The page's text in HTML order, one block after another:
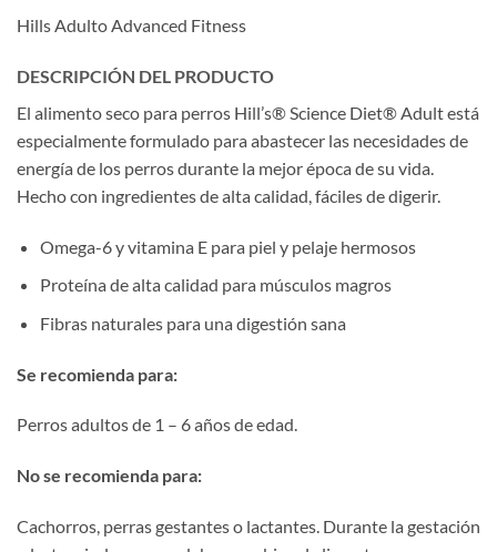
Hills Adulto Advanced Fitness
DESCRIPCIÓN DEL PRODUCTO
El alimento seco para perros Hill’s® Science Diet® Adult está
especialmente formulado para abastecer las necesidades de
energía de los perros durante la mejor época de su vida.
Hecho con ingredientes de alta calidad, fáciles de digerir.
Omega-6 y vitamina E para piel y pelaje hermosos
Proteína de alta calidad para músculos magros
Fibras naturales para una digestión sana
Se recomienda para:
Perros adultos de 1 – 6 años de edad.
No se recomienda para:
Cachorros, perras gestantes o lactantes. Durante la gestación